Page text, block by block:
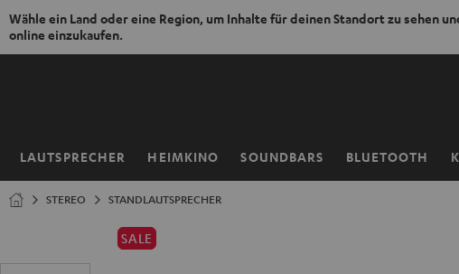
Wähle ein Land oder eine Region, um Inhalte für deinen Standort zu sehen
online einzukaufen.
ZUM
LAUTSPRECHER HEIMKINO SOUNDBARS BLUETOOTH
Startseite
STEREO STANDLAUTSPRECHER
SALE